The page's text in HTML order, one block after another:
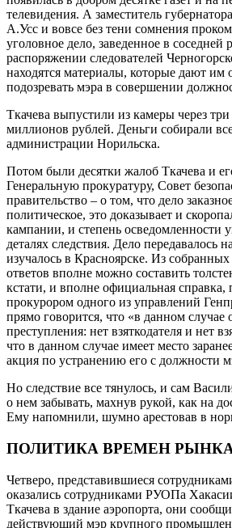
телевидения. А заместитель
А.Усс и вовсе без тени сомнения
уголовное дело, заведенное в соседней
распоряжении следователей
находятся материалы, которые дают им
подозревать мэра в совершении
Ткачева выпустили из камеры через
миллионов рублей. Деньги собирали
администрации Норильска.
Потом были десятки жалоб Ткачева и
Генеральную прокуратуру, Совет
правительство – о том, что дело
политическое, это доказывает и
кампании, и степень осведомленности
деталях следствия. Дело передавалось
изучалось в Красноярске. Из
ответов вполне можно составить
кстати, и вполне официальная справка,
прокурором одного из управлений
прямо говорится, что «в данном случае
преступления: нет взяткодателя и нет
что в данном случае имеет место
акция по устранению его с должности
Но следствие все тянулось, и сам
о нем забывать, махнув рукой, как на
Ему напомнили, шумно арестовав в
ПОЛИТИКА ВРЕМЕН
Четверо, представившиеся
оказались сотрудниками РУОПа
Ткачева в здание аэропорта, они
действующий мэр крупного